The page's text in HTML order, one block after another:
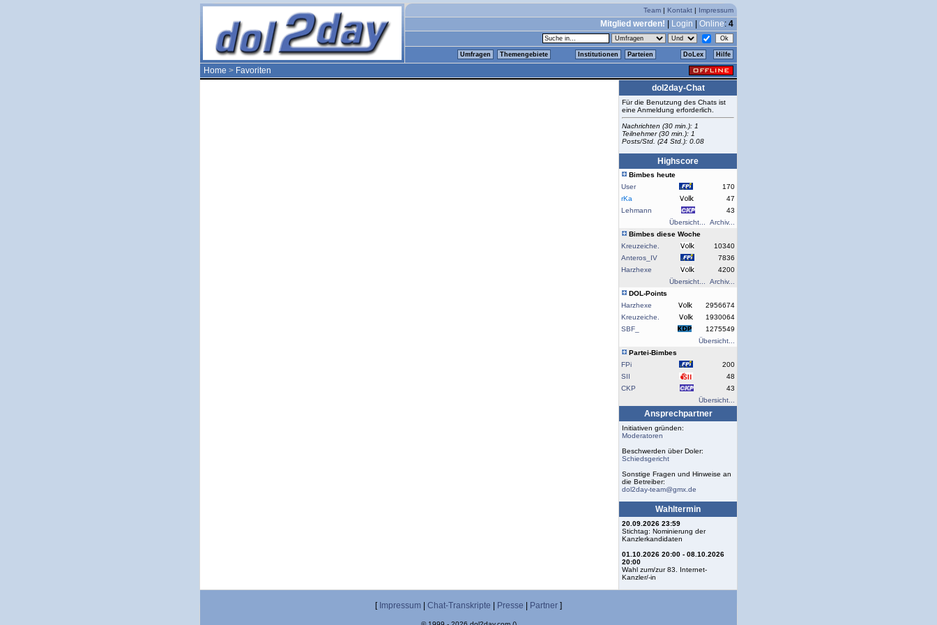
Team | Kontakt | Impressum
Mitglied werden! Login Online: 4
Umfragen Themengebiete Institutionen Parteien DoLex Hilfe
Home > Favoriten
dol2day-Chat
Für die Benutzung des Chats ist
eine Anmeldung erforderlich.
Nachrichten (30 min.): 1
Teilnehmer (30 min.): 1
Posts/Std. (24 Std.): 0.08
Highscore
Bimbes heute
User
170
rKa
47
Lehmann
43
Übersicht...
Archiv...
Bimbes diese Woche
Kreuzeiche.
10340
Anteros_IV
7836
Harzhexe
4200
Übersicht...
Archiv...
DOL-Points
Harzhexe
2956674
Kreuzeiche.
1930064
SBF_
1275549
Übersicht...
Partei-Bimbes
FPi
200
SII
48
CKP
43
Übersicht...
Ansprechpartner
Initiativen gründen:
Moderatoren
Beschwerden über Doler:
Schiedsgericht
Sonstige Fragen und Hinweise an
die Betreiber:
dol2day-team@gmx.de
Wahltermin
20.09.2026 23:59
Stichtag: Nominierung der
Kanzlerkandidaten
01.10.2026 20:00 - 08.10.2026
20:00
Wahl zum/zur 83. Internet-
Kanzler/-in
[ Impressum Chat-Transkripte Presse Partner ]